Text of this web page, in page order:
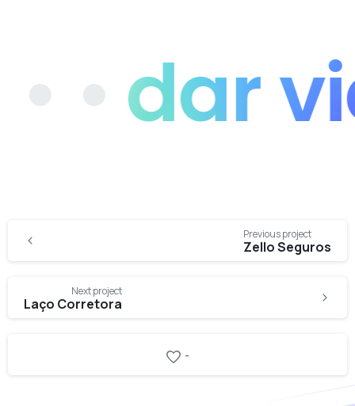
dar
Reading
Previous project
Zello Seguros
Next project
Laço Corretora
-